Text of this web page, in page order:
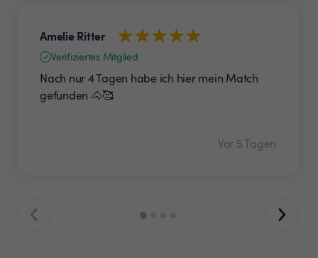
Amelie Ritter
Verifiziertes Mitglied
Nach nur 4 Tagen habe ich hier mein Match
gefunden 🐴🥰
Vor 5 Tagen